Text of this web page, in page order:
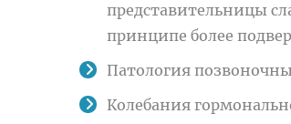
представительницы
принципе более
Патология
Колебания